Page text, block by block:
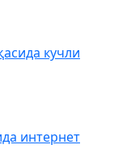
кучли
интернет